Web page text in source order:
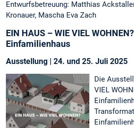
Entwurfsbetreuung: Matthias
Kronauer, Mascha Eva Zach
EIN HAUS – WIE VIEL
Einfamilienhaus
Ausstellung | 24. und 25. Juli 2025
Die
VIEL